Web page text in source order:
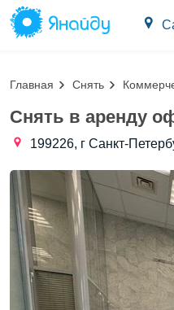
Главная Снять
Снять в аренду
199226, г Санкт-